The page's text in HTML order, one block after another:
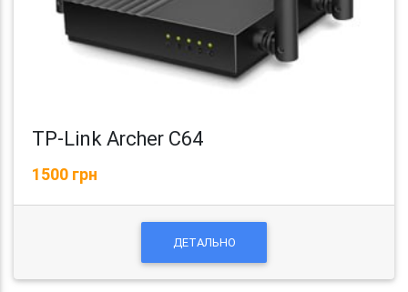
TP-Link Archer C64
1500 грн
ДЕТАЛЬНО